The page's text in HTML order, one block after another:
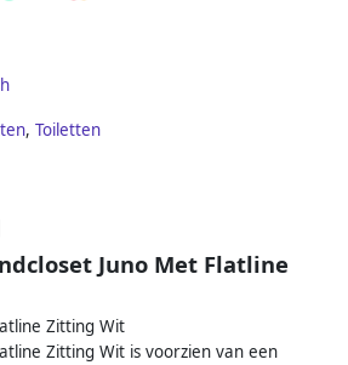
, Toiletten
Juno Met Flatline
Zitting Wit
Zitting Wit is voorzien van een